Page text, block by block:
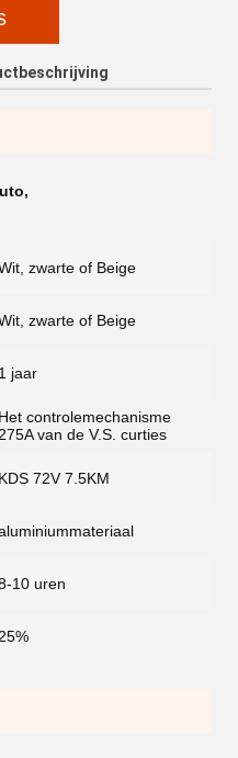
,
zwarte of Beige
zwarte of Beige
1 jaar
Het controlemechanisme
275A van de V.S. curties
KDS 72V 7.5KM
10 uren
25%